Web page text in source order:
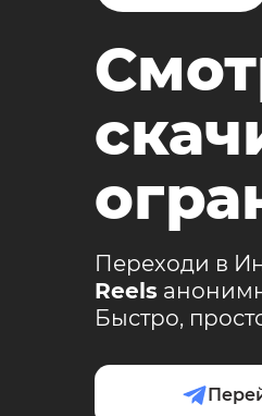
Переходи в
Reels
Быстро,